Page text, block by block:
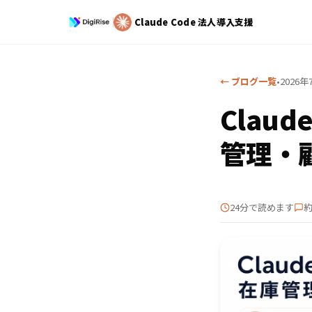
Claude Code法人導入支援
← ブログ一覧•2026年
管理・
24分で読めます